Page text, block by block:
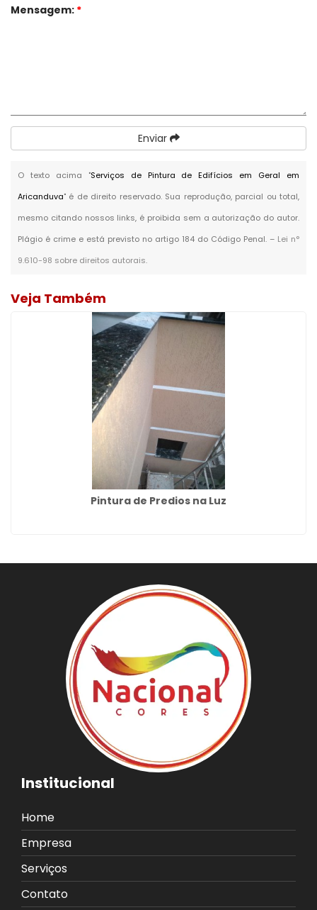
Mensagem: *
Enviar
O texto acima "Serviços de Pintura de Edifícios em Geral em
Aricanduva" é de direito reservado. Sua reprodução, parcial ou total,
mesmo citando nossos links, é proibida sem a autorização do autor.
Plágio é crime e está previsto no artigo 184 do Código Penal. – Lei n°
9.610-98 sobre direitos autorais.
Veja Também
Pintura de Predios na Luz
Institucional
Home
Empresa
Serviços
Contato